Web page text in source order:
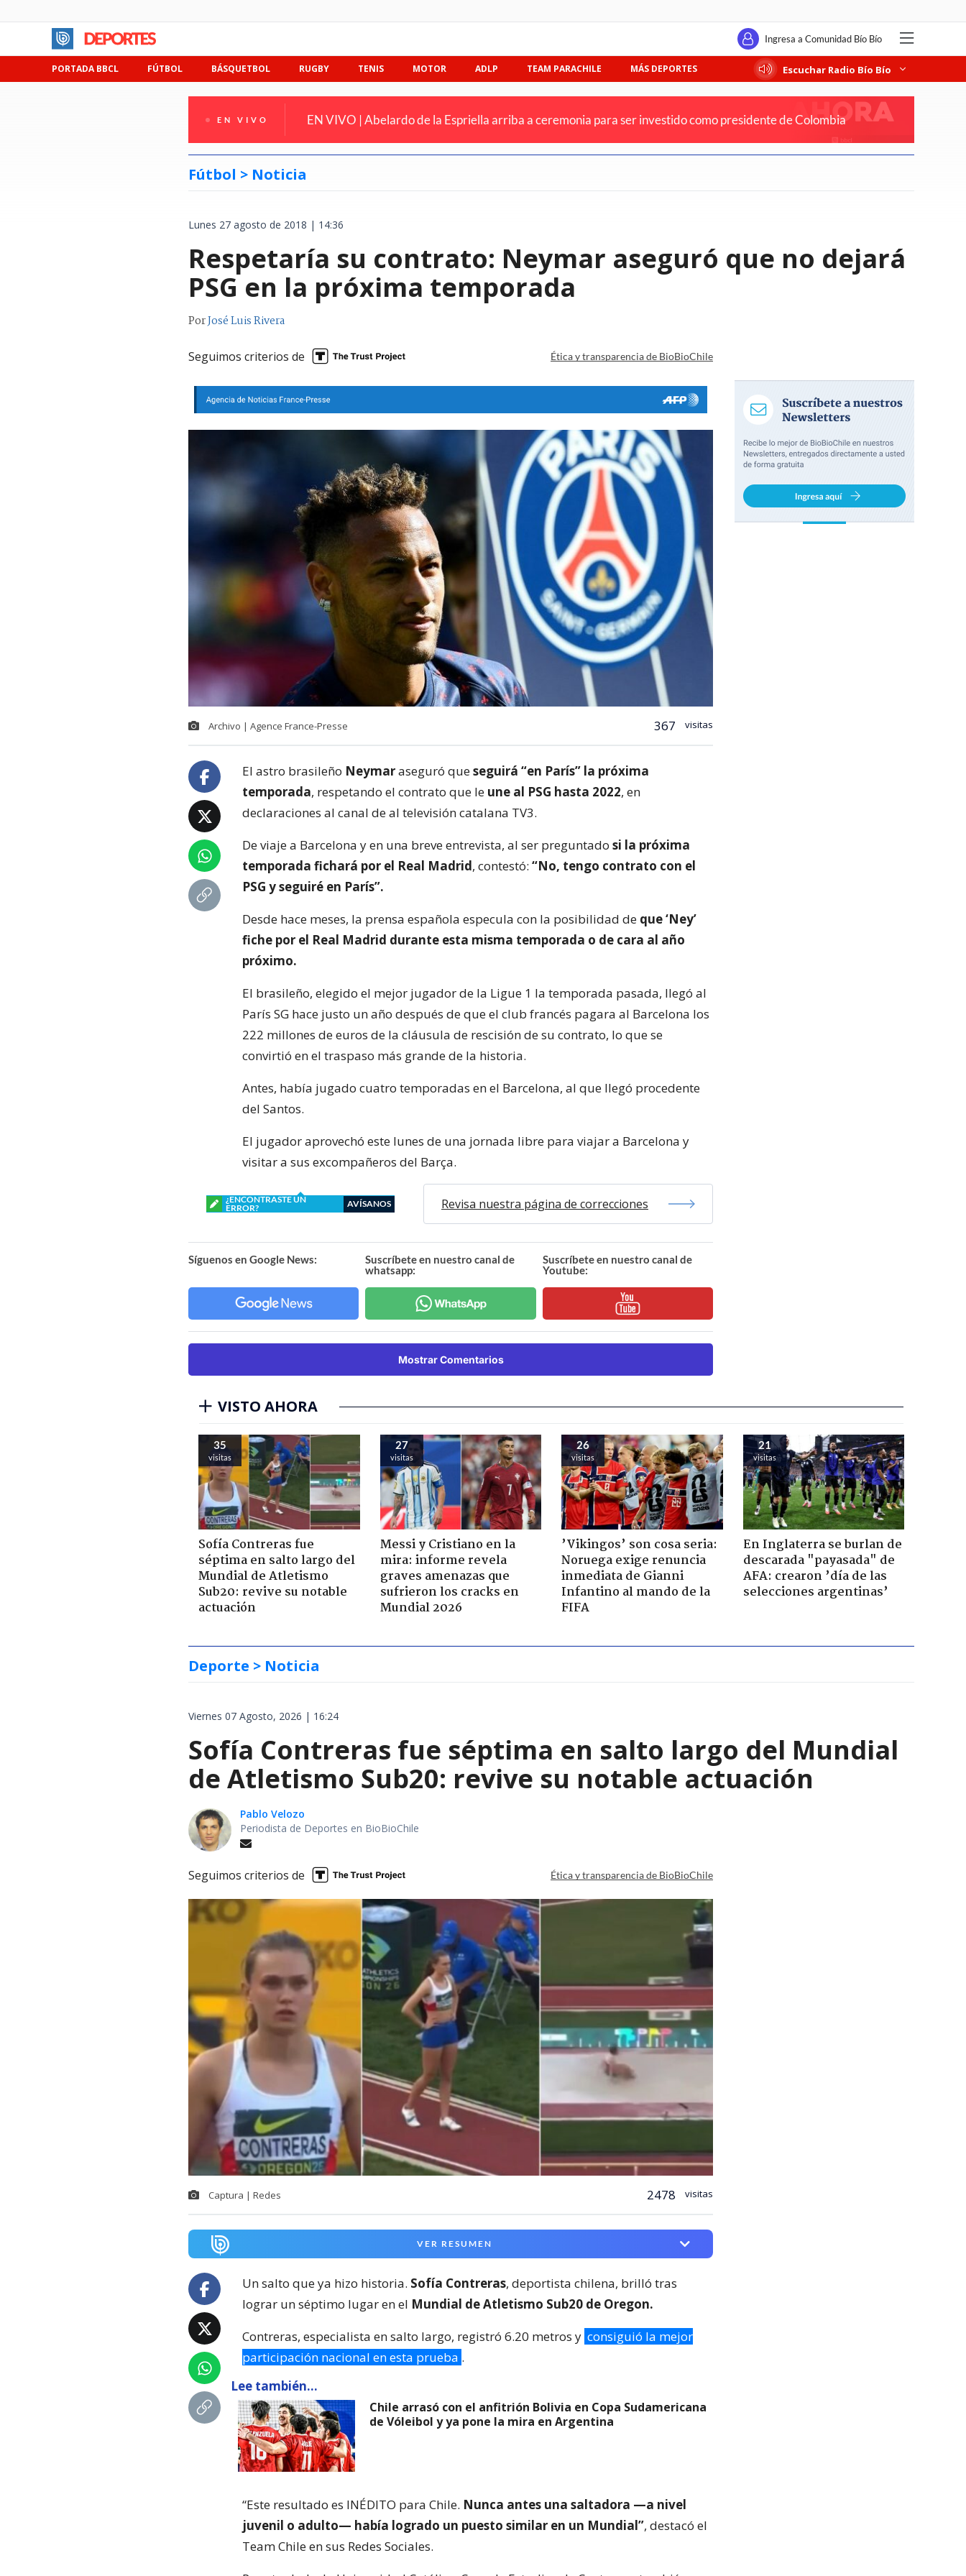
Ingresa a Comunidad Bío Bío
PORTADA BBCL FÚTBOL BÁSQUETBOL RUGBY TENIS MOTOR ADLP TEAM PARACHILE MÁS DEPORTES Escuchar Radio Bío Bío
EN VIVO EN VIVO | Abelardo de la Espriella arriba a ceremonia para ser investido como presidente de Colombia
Fútbol > Noticia
Lunes 27 agosto de 2018 | 14:36
Respetaría su contrato: Neymar aseguró que no dejará
PSG en la próxima temporada
PorJosé Luis Rivera
Seguimos criterios de Ética y transparencia de BioBioChile
Archivo | Agence France-Presse 367 visitas
El astro brasileño Neymaraseguró queseguirá “en París” la próxima
temporada, respetando el contrato que le une al PSG hasta 2022, en
declaraciones al canal de al televisión catalana TV3.
De viaje a Barcelona y en una breve entrevista, al ser preguntado si la próxima
temporada fichará por el Real Madrid, contestó: “No, tengo contrato con el
PSG y seguiré en París”.
Desde hace meses, la prensa española especula con la posibilidad de que ‘Ney’
fiche por el Real Madrid durante esta misma temporada o de cara al año
próximo.
El brasileño, elegido el mejor jugador de la Ligue 1 la temporada pasada, llegó al
París SG hace justo un año después de que el club francés pagara al Barcelona los
222 millones de euros de la cláusula de rescisión de su contrato, lo que se
convirtió en el traspaso más grande de la historia.
Antes, había jugado cuatro temporadas en el Barcelona, al que llegó procedente
del Santos.
El jugador aprovechó este lunes de una jornada libre para viajar a Barcelona y
visitar a sus excompañeros del Barça.
¿ENCONTRASTE UN
ERROR?
AVÍSANOS Revisa nuestra página de correcciones
Síguenos en Google News:
Suscríbete en nuestro canal de
whatsapp:
Suscríbete en nuestro canal de
Youtube:
Mostrar Comentarios
VISTO AHORA
35
visitas
Sofía Contreras fue
séptima en salto largo del
Mundial de Atletismo
Sub20: revive su notable
actuación
27
visitas
Messi y Cristiano en la
mira: informe revela
graves amenazas que
sufrieron los cracks en
Mundial 2026
26
visitas
’Vikingos’ son cosa seria:
Noruega exige renuncia
inmediata de Gianni
Infantino al mando de la
FIFA
21
visitas
En Inglaterra se burlan de
descarada "payasada" de
AFA: crearon ’día de las
selecciones argentinas’
Deporte > Noticia
Viernes 07 Agosto, 2026 | 16:24
Sofía Contreras fue séptima en salto largo del Mundial
de Atletismo Sub20: revive su notable actuación
Pablo Velozo
Periodista de Deportes en BioBioChile
Seguimos criterios de Ética y transparencia de BioBioChile
Captura | Redes 2478 visitas
VER RESUMEN
Un salto que ya hizo historia. Sofía Contreras, deportista chilena, brilló tras
lograr un séptimo lugar en el Mundial de Atletismo Sub20 de Oregon.
Contreras, especialista en salto largo, registró 6.20 metros y consiguió la mejor
participación nacional en esta prueba .
Lee también...
Chile arrasó con el anfitrión Bolivia en Copa Sudamericana
de Vóleibol y ya pone la mira en Argentina
“Este resultado es INÉDITO para Chile. Nunca antes una saltadora —a nivel
juvenil o adulto— había logrado un puesto similar en un Mundial”, destacó el
Team Chile en sus Redes Sociales.